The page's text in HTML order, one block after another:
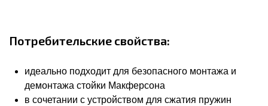
Потребительские свойства:
идеально подходит для безопасного монтажа и
демонтажа стойки Макферсона
в сочетании с устройством для сжатия пружин